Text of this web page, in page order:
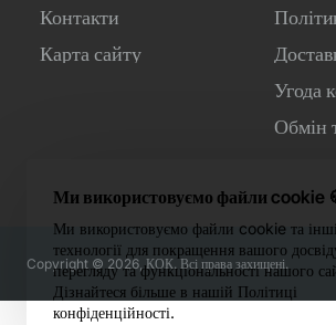
Ми використовуємо файли cookie
Ми використовуємо файли cookie та інші
технології для покращення вашого
перегляду та функціональності нашого
Дізнайтеся більше в нашій Політиці
конфіденційності.
Контакти
Карта сайту
Угода
Обмін
Copyright © 2026, КОК. Всі права захищені.